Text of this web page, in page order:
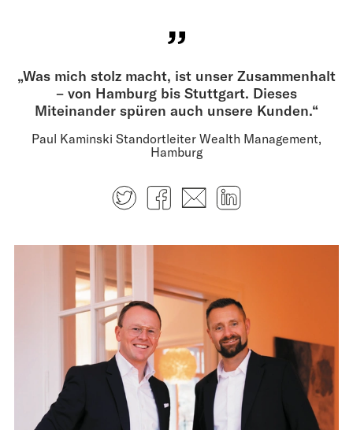
„Was mich stolz macht, ist unser Zusammenhalt
– von Hamburg bis Stuttgart. Dieses
Miteinander spüren auch unsere Kunden.“
Paul Kaminski Standortleiter Wealth Management,
Hamburg
TwitterFacebook
E-mail